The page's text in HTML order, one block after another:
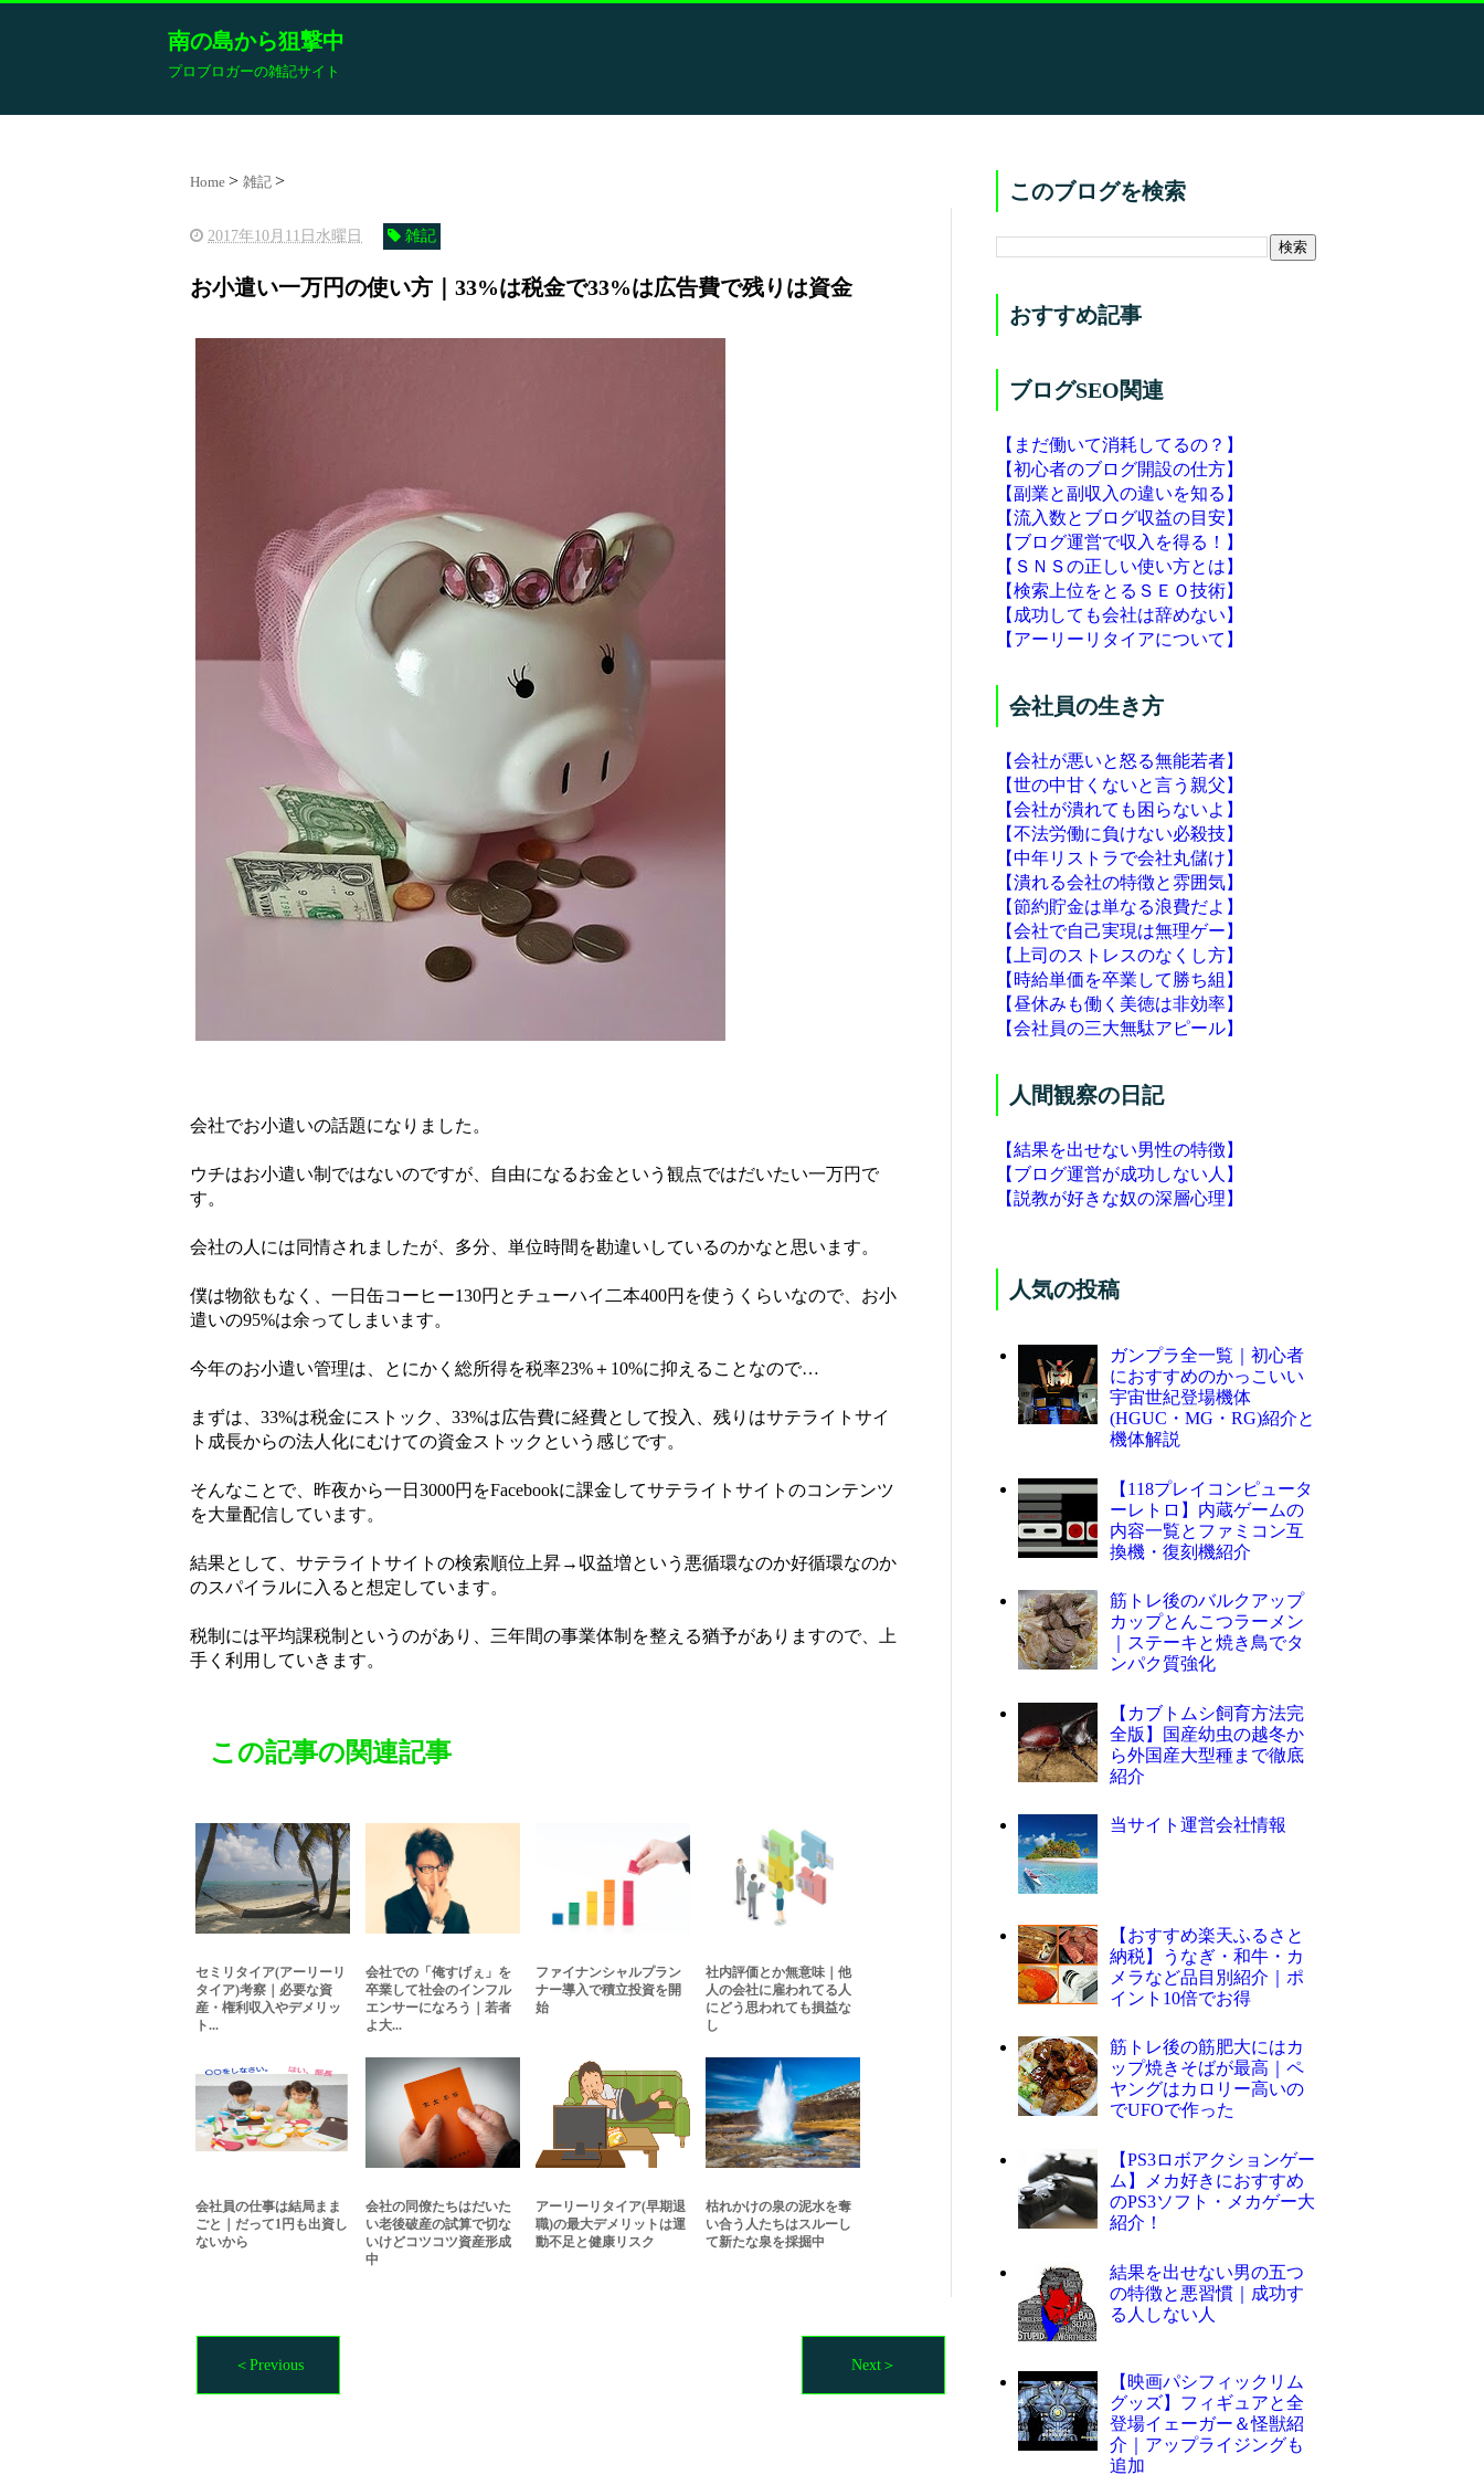
南の島から狙撃中
プロブロガーの雑記サイト
Home 雑記
2017年10月11日水曜日 雑記
お小遣い一万円の使い方｜33%は税金で33%は広告費で残りは資金
会社でお小遣いの話題になりました。
ウチはお小遣い制ではないのですが、自由になるお金という観点ではだいたい一万円で
す。
会社の人には同情されましたが、多分、単位時間を勘違いしているのかなと思います。
僕は物欲もなく、一日缶コーヒー130円とチューハイ二本400円を使うくらいなので、お小
遣いの95%は余ってしまいます。
今年のお小遣い管理は、とにかく総所得を税率23%＋10%に抑えることなので…
まずは、33%は税金にストック、33%は広告費に経費として投入、残りはサテライトサイ
ト成長からの法人化にむけての資金ストックという感じです。
そんなことで、昨夜から一日3000円をFacebookに課金してサテライトサイトのコンテンツ
を大量配信しています。
結果として、サテライトサイトの検索順位上昇→収益増という悪循環なのか好循環なのか
のスパイラルに入ると想定しています。
税制には平均課税制というのがあり、三年間の事業体制を整える猶予がありますので、上
手く利用していきます。
この記事の関連記事
セミリタイア(アーリーリ
タイア)考察｜必要な資
産・権利収入やデメリッ
ト...
会社での「俺すげぇ」を
卒業して社会のインフル
エンサーになろう｜若者
よ大...
ファイナンシャルプラン
ナー導入で積立投資を開
始
社内評価とか無意味｜他
人の会社に雇われてる人
にどう思われても損益な
し
会社員の仕事は結局まま
ごと｜だって1円も出資し
ないから
会社の同僚たちはだいた
い老後破産の試算で切な
いけどコツコツ資産形成
中
アーリーリタイア(早期退
職)の最大デメリットは運
動不足と健康リスク
枯れかけの泉の泥水を奪
い合う人たちはスルーし
て新たな泉を採掘中
＜Previous Next＞
このブログを検索
おすすめ記事
ブログSEO関連
【まだ働いて消耗してるの？】
【初心者のブログ開設の仕方】
【副業と副収入の違いを知る】
【流入数とブログ収益の目安】
【ブログ運営で収入を得る！】
【ＳＮＳの正しい使い方とは】
【検索上位をとるＳＥＯ技術】
【成功しても会社は辞めない】
【アーリーリタイアについて】
会社員の生き方
【会社が悪いと怒る無能若者】
【世の中甘くないと言う親父】
【会社が潰れても困らないよ】
【不法労働に負けない必殺技】
【中年リストラで会社丸儲け】
【潰れる会社の特徴と雰囲気】
【節約貯金は単なる浪費だよ】
【会社で自己実現は無理ゲー】
【上司のストレスのなくし方】
【時給単価を卒業して勝ち組】
【昼休みも働く美徳は非効率】
【会社員の三大無駄アピール】
人間観察の日記
【結果を出せない男性の特徴】
【ブログ運営が成功しない人】
【説教が好きな奴の深層心理】
人気の投稿
ガンプラ全一覧｜初心者
におすすめのかっこいい
宇宙世紀登場機体
(HGUC・MG・RG)紹介と
機体解説
【118プレイコンピュータ
ーレトロ】内蔵ゲームの
内容一覧とファミコン互
換機・復刻機紹介
筋トレ後のバルクアップ
カップとんこつラーメン
｜ステーキと焼き鳥でタ
ンパク質強化
【カブトムシ飼育方法完
全版】国産幼虫の越冬か
ら外国産大型種まで徹底
紹介
当サイト運営会社情報
【おすすめ楽天ふるさと
納税】うなぎ・和牛・カ
メラなど品目別紹介｜ポ
イント10倍でお得
筋トレ後の筋肥大にはカ
ップ焼きそばが最高｜ペ
ヤングはカロリー高いの
でUFOで作った
【PS3ロボアクションゲー
ム】メカ好きにおすすめ
のPS3ソフト・メカゲー大
紹介！
結果を出せない男の五つ
の特徴と悪習慣｜成功す
る人しない人
【映画パシフィックリム
グッズ】フィギュアと全
登場イェーガー＆怪獣紹
介｜アップライジングも
追加